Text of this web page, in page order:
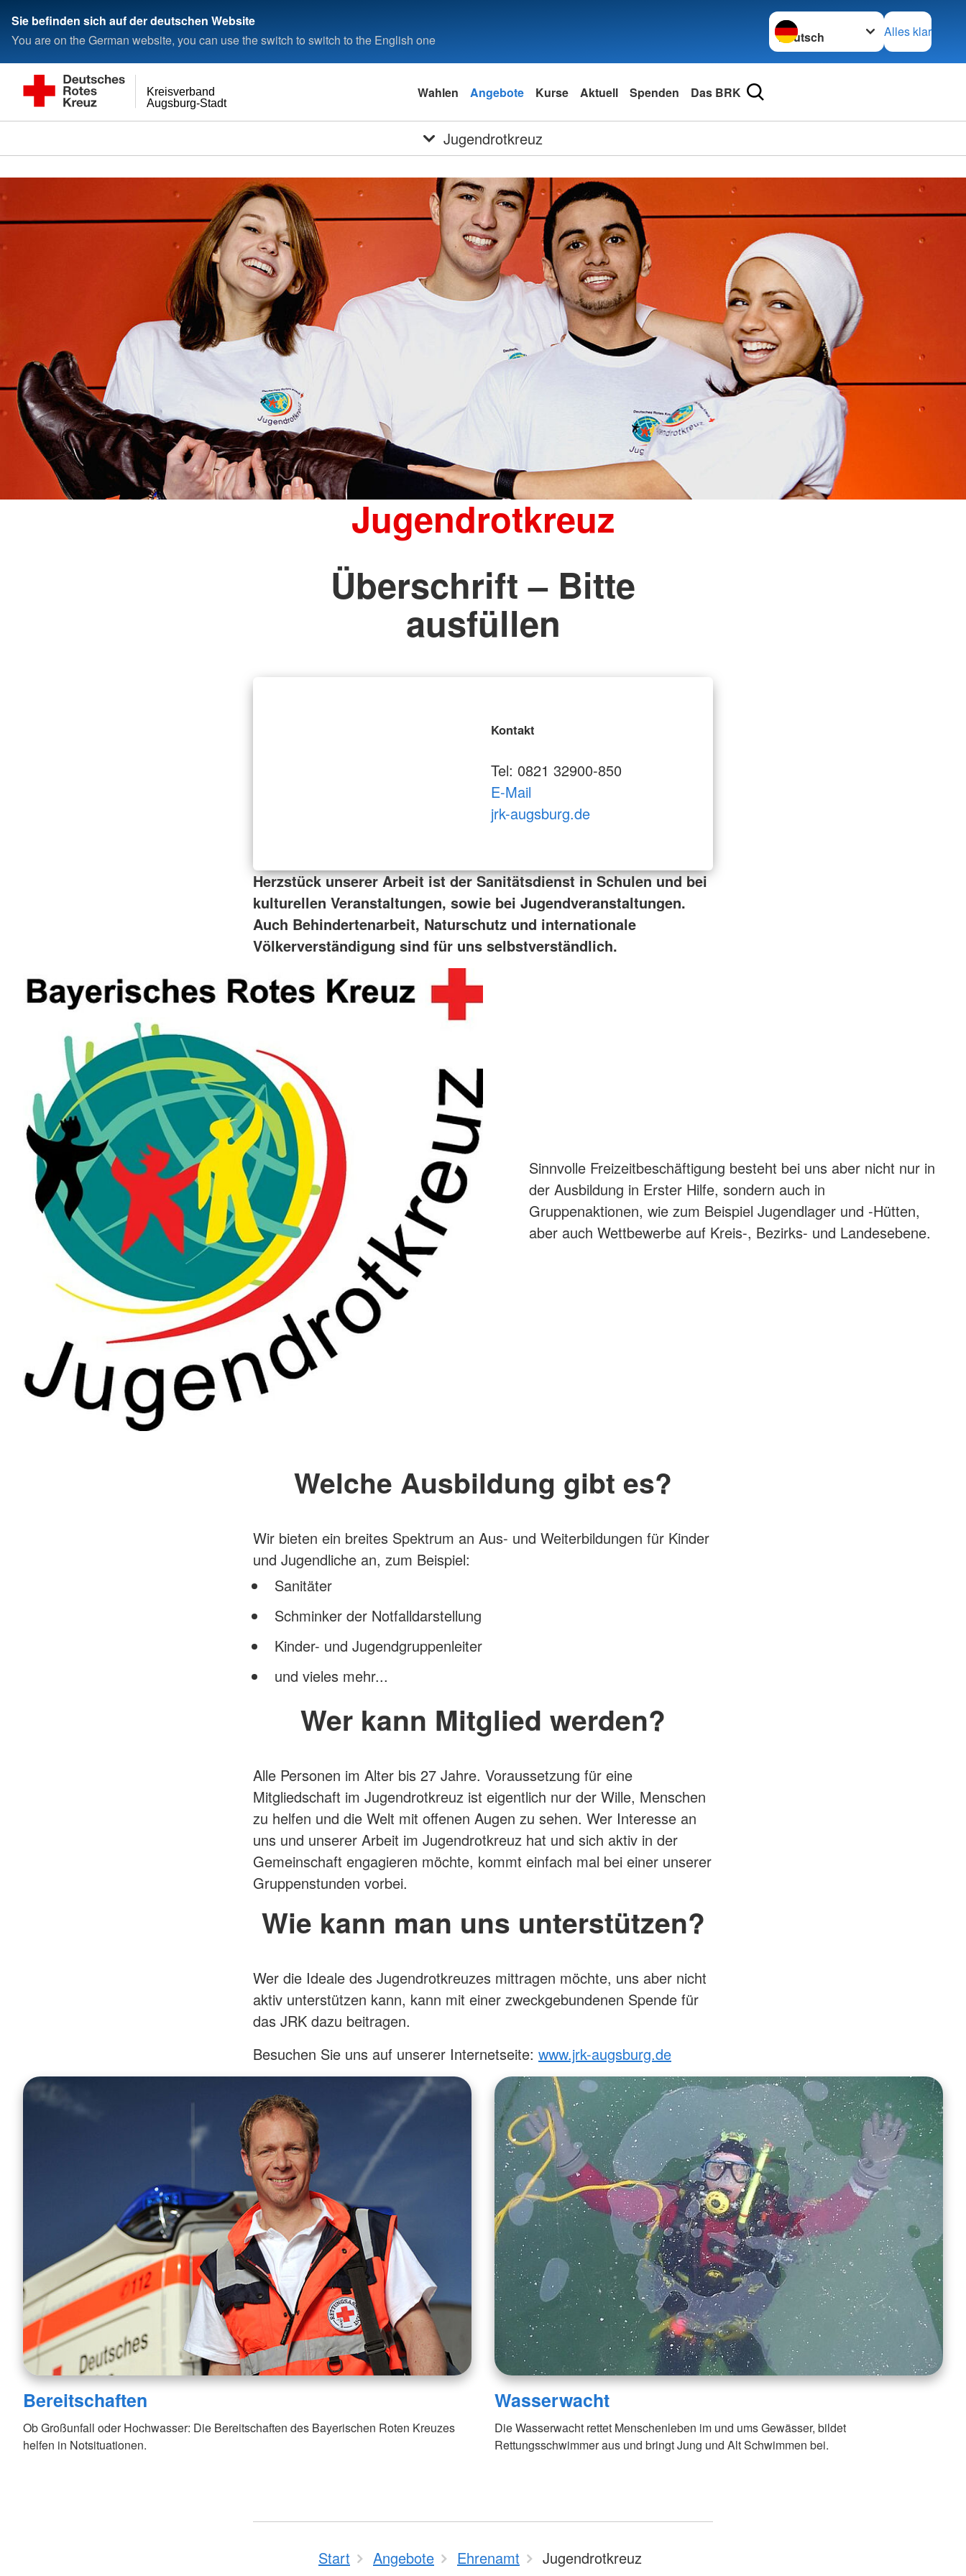
Sie befinden sich auf der deutschen Website
You are on the German website, you can use the switch to switch to the English one
Sprache wechseln zu
Alles klar
Augsburg-Stadt
Kreisverband Wahlen Angebote Kurse Aktuell Spenden Das BRK
Jugendrotkreuz
Jugendrotkreuz
Überschrift – Bitte
ausfüllen
Kontakt
Tel: 0821 32900-850
E-Mail
jrk-augsburg.de
Herzstück unserer Arbeit ist der Sanitätsdienst in Schulen und bei
kulturellen Veranstaltungen, sowie bei Jugendveranstaltungen.
Auch Behindertenarbeit, Naturschutz und internationale
Völkerverständigung sind für uns selbstverständlich.
Sinnvolle Freizeitbeschäftigung besteht bei uns aber nicht nur in
der Ausbildung in Erster Hilfe, sondern auch in
Gruppenaktionen, wie zum Beispiel Jugendlager und -Hütten,
aber auch Wettbewerbe auf Kreis-, Bezirks- und Landesebene.
Welche Ausbildung gibt es?
Wir bieten ein breites Spektrum an Aus- und Weiterbildungen für Kinder
und Jugendliche an, zum Beispiel:
Sanitäter
Schminker der Notfalldarstellung
Kinder- und Jugendgruppenleiter
und vieles mehr...
Wer kann Mitglied werden?
Alle Personen im Alter bis 27 Jahre. Voraussetzung für eine
Mitgliedschaft im Jugendrotkreuz ist eigentlich nur der Wille, Menschen
zu helfen und die Welt mit offenen Augen zu sehen. Wer Interesse an
uns und unserer Arbeit im Jugendrotkreuz hat und sich aktiv in der
Gemeinschaft engagieren möchte, kommt einfach mal bei einer unserer
Gruppenstunden vorbei.
Wie kann man uns unterstützen?
Wer die Ideale des Jugendrotkreuzes mittragen möchte, uns aber nicht
aktiv unterstützen kann, kann mit einer zweckgebundenen Spende für
das JRK dazu beitragen.
Besuchen Sie uns auf unserer Internetseite: www.jrk-augsburg.de
Bereitschaften
Ob Großunfall oder Hochwasser: Die Bereitschaften des Bayerischen Roten Kreuzes
helfen in Notsituationen.
Wasserwacht
Die Wasserwacht rettet Menschenleben im und ums Gewässer, bildet
Rettungsschwimmer aus und bringt Jung und Alt Schwimmen bei.
Start Angebote Ehrenamt Jugendrotkreuz